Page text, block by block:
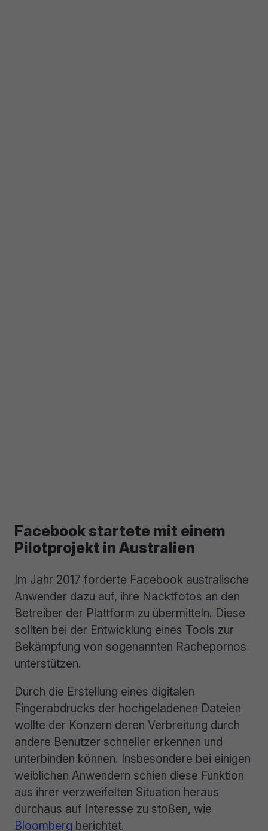
Facebook startete mit einem
Pilotprojekt in Australien
Im Jahr 2017 forderte Facebook australische
Anwender dazu auf, ihre Nacktfotos an den
Betreiber der Plattform zu übermitteln. Diese
sollten bei der Entwicklung eines Tools zur
Bekämpfung von sogenannten Rachepornos
unterstützen.
Durch die Erstellung eines digitalen
Fingerabdrucks der hochgeladenen Dateien
wollte der Konzern deren Verbreitung durch
andere Benutzer schneller erkennen und
unterbinden können. Insbesondere bei einigen
weiblichen Anwendern schien diese Funktion
aus ihrer verzweifelten Situation heraus
durchaus auf Interesse zu stoßen, wie
Bloomberg berichtet.